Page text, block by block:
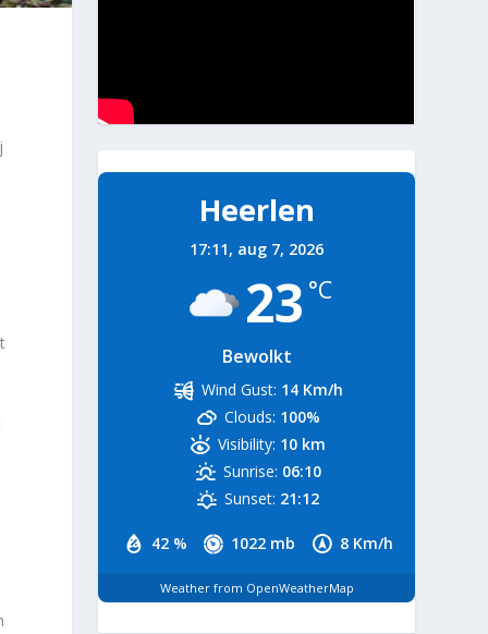
Heerlen
17:11, aug 7, 2026
23 °C
Bewolkt
42 % 1022 mb 8 Km/h
Wind Gust: 14 Km/h
Clouds: 100%
Visibility: 10 km
Sunrise: 06:10
Sunset: 21:12
Weather from OpenWeatherMap